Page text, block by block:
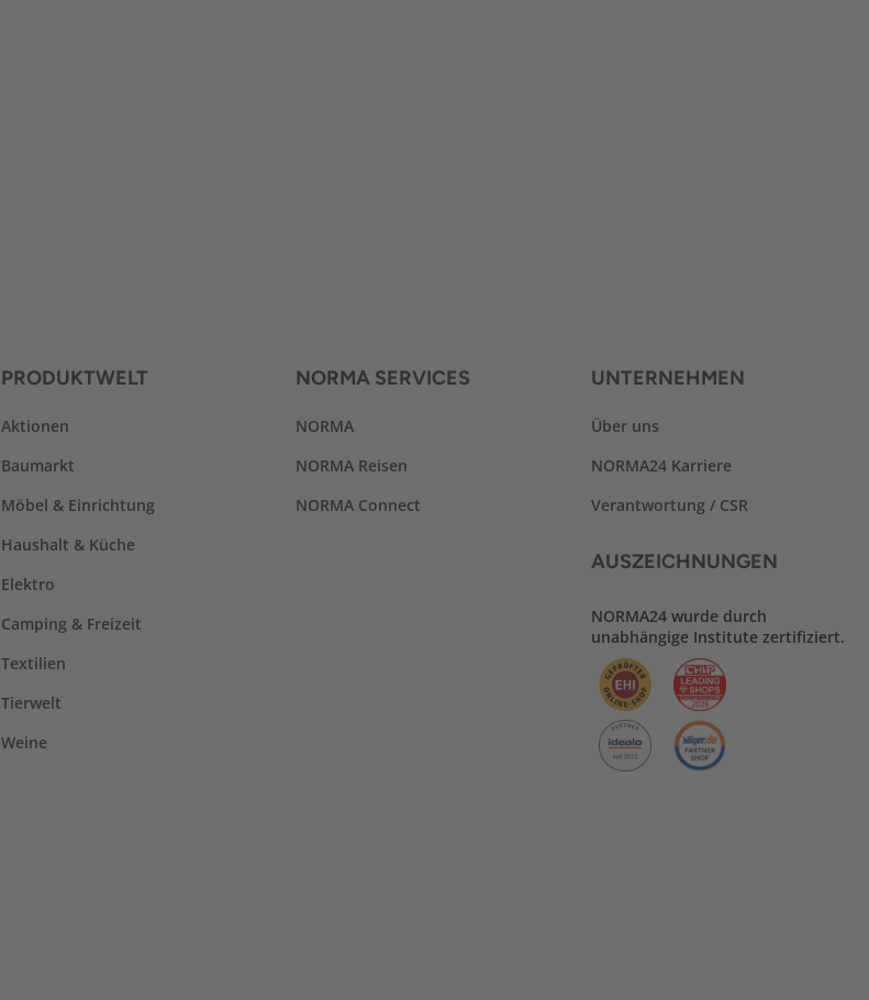
PRODUKTWELT
Aktionen
Baumarkt
Möbel & Einrichtung
Haushalt & Küche
Elektro
Camping & Freizeit
Textilien
Tierwelt
Weine
NORMA SERVICES
NORMA
NORMA Reisen
NORMA Connect
UNTERNEHMEN
Über uns
NORMA24 Karriere
Verantwortung / CSR
AUSZEICHNUNGEN
NORMA24 wurde durch
unabhängige Institute zertifiziert.